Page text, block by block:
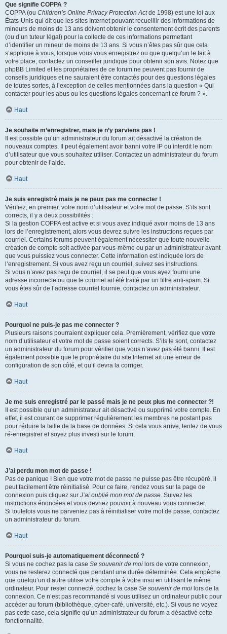
Que signifie COPPA ?
COPPA (ou Children’s Online Privacy Protection Actde 1998) est une loi aux
États-Unis qui dit que les sites Internet pouvant recueillir des informations de
mineurs de moins de 13 ans doivent obtenir le consentement écrit des parents
(ou d’un tuteur légal) pour la collecte de ces informations permettant
d’identifier un mineur de moins de 13 ans. Si vous n’êtes pas sûr que cela
s’applique à vous, lorsque vous vous enregistrez ou que quelqu’un le fait à
votre place, contactez un conseiller juridique pour obtenir son avis. Notez que
phpBB Limited et les propriétaires de ce forum ne peuvent pas fournir de
conseils juridiques et ne sauraient être contactés pour des questions légales
de toutes sortes, à l’exception de celles mentionnées dans la question « Qui
contacter pour les abus ou les questions légales concernant ce forum ? ».
Haut
Je souhaite m’enregistrer, mais je n’y parviens pas !
Il est possible qu’un administrateur du forum ait désactivé la création de
nouveaux comptes. Il peut également avoir banni votre IP ou interdit le nom
d’utilisateur que vous souhaitez utiliser. Contactez un administrateur du forum
pour obtenir de l’aide.
Haut
Je suis enregistré mais je ne peux pas me connecter !
Vérifiez, en premier, votre nom d’utilisateur et votre mot de passe. S’ils sont
corrects, il y a deux possibilités :
Si la gestion COPPA est active et si vous avez indiqué avoir moins de 13 ans
lors de l’enregistrement, alors vous devrez suivre les instructions reçues par
courriel. Certains forums peuvent également nécessiter que toute nouvelle
création de compte soit activée par vous-même ou par un administrateur avant
que vous puissiez vous connecter. Cette information est indiquée lors de
l’enregistrement. Si vous avez reçu un courriel, suivez ses instructions.
Si vous n’avez pas reçu de courriel, il se peut que vous ayez fourni une
adresse incorrecte ou que le courriel ait été traité par un filtre anti-spam. Si
vous êtes sûr de l’adresse courriel fournie, contactez un administrateur.
Haut
Pourquoi ne puis-je pas me connecter ?
Plusieurs raisons pourraient expliquer cela. Premièrement, vérifiez que votre
nom d’utilisateur et votre mot de passe soient corrects. S’ils le sont, contactez
un administrateur du forum pour vérifier que vous n’avez pas été banni. Il est
également possible que le propriétaire du site Internet ait une erreur de
configuration de son côté, et qu’il devra la corriger.
Haut
Je me suis enregistré par le passé mais je ne peux plus me connecter ?!
Il est possible qu’un administrateur ait désactivé ou supprimé votre compte. En
effet, il est courant de supprimer régulièrement les membres ne postant pas
pour réduire la taille de la base de données. Si cela vous arrive, tentez de vous
ré-enregistrer et soyez plus investi sur le forum.
Haut
J’ai perdu mon mot de passe !
Pas de panique ! Bien que votre mot de passe ne puisse pas être récupéré, il
peut facilement être réinitialisé. Pour ce faire, rendez vous sur la page de
connexion puis cliquez sur J’ai oublié mon mot de passe. Suivez les
instructions énoncées et vous devriez pouvoir à nouveau vous connecter.
Si toutefois vous ne parveniez pas à réinitialiser votre mot de passe, contactez
un administrateur du forum.
Haut
Pourquoi suis-je automatiquement déconnecté ?
Si vous ne cochez pas la case Se souvenir de moi lors de votre connexion,
vous ne resterez connecté que pendant une durée déterminée. Cela empêche
que quelqu’un d’autre utilise votre compte à votre insu en utilisant le même
ordinateur. Pour rester connecté, cochez la case Se souvenir de moi lors de la
connexion. Ce n’est pas recommandé si vous utilisez un ordinateur public pour
accéder au forum (bibliothèque, cyber-café, université, etc.). Si vous ne voyez
pas cette case, cela signifie qu’un administrateur du forum a désactivé cette
fonctionnalité.